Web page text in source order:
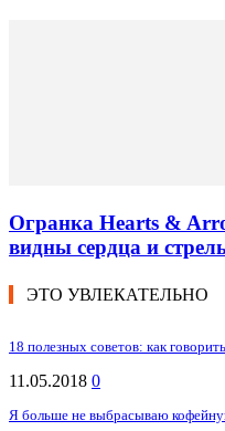
Огранка Hearts &
видны сердца и
ЭТО УВЛЕКАТЕЛЬНО
18 полезных советов: как
11.05.2018 0
Я больше не выбрасываю